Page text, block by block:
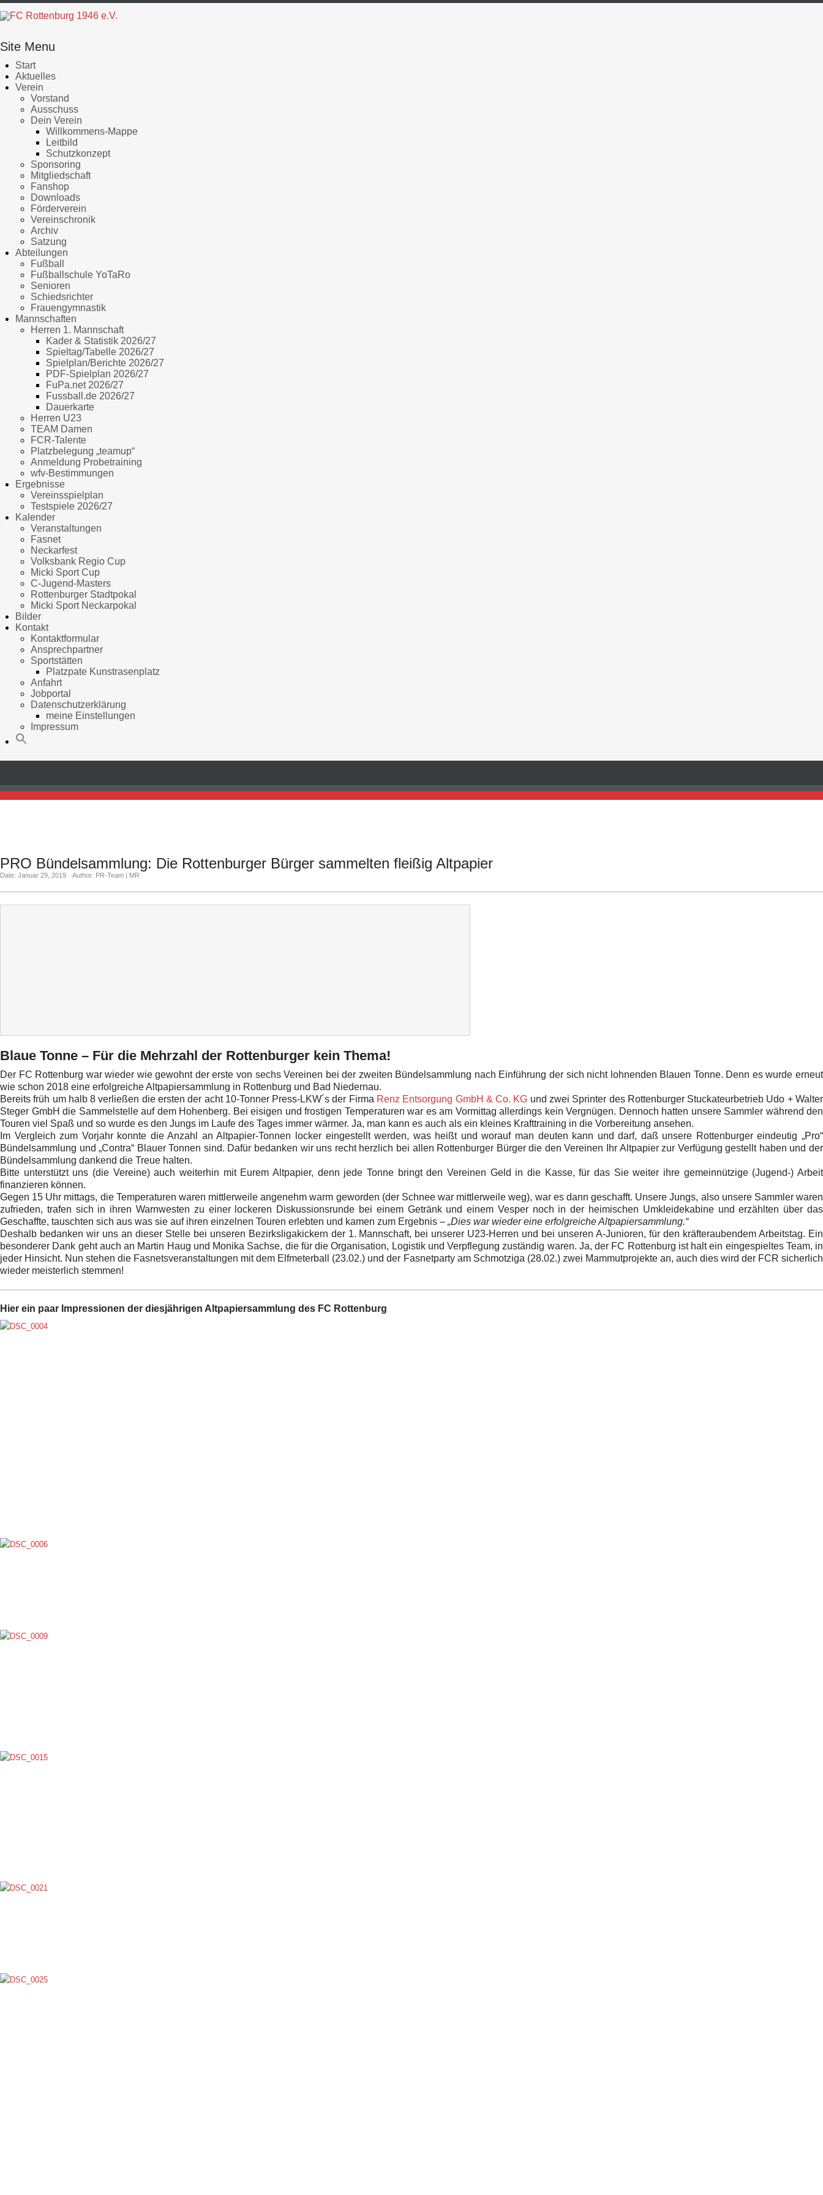
Site Menu
Start
Aktuelles
Verein
Vorstand
Ausschuss
Dein Verein
Willkommens-Mappe
Leitbild
Schutzkonzept
Sponsoring
Mitgliedschaft
Fanshop
Downloads
Förderverein
Vereinschronik
Archiv
Satzung
Abteilungen
Fußball
Fußballschule YoTaRo
Senioren
Schiedsrichter
Frauengymnastik
Mannschaften
Herren 1. Mannschaft
Kader & Statistik 2026/27
Spieltag/Tabelle 2026/27
Spielplan/Berichte 2026/27
PDF-Spielplan 2026/27
FuPa.net 2026/27
Fussball.de 2026/27
Dauerkarte
Herren U23
TEAM Damen
FCR-Talente
Platzbelegung „teamup“
Anmeldung Probetraining
wfv-Bestimmungen
Ergebnisse
Vereinsspielplan
Testspiele 2026/27
Kalender
Veranstaltungen
Fasnet
Neckarfest
Volksbank Regio Cup
Micki Sport Cup
C-Jugend-Masters
Rottenburger Stadtpokal
Micki Sport Neckarpokal
Bilder
Kontakt
Kontaktformular
Ansprechpartner
Sportstätten
Platzpate Kunstrasenplatz
Anfahrt
Jobportal
Datenschutzerklärung
meine Einstellungen
Impressum
PRO Bündelsammlung: Die Rottenburger Bürger sammelten fleißig Altpapier
Date: Januar 29, 2019 Author: PR-Team | MR
Blaue Tonne – Für die Mehrzahl der Rottenburger kein Thema!
Der FC Rottenburg war wieder wie gewohnt der erste von sechs Vereinen bei der zweiten Bündelsammlung nach Einführung der sich nicht lohnenden Blauen Tonne. Denn es wurde erneut
wie schon 2018 eine erfolgreiche Altpapiersammlung in Rottenburg und Bad Niedernau.
Bereits früh um halb 8 verließen die ersten der acht 10-Tonner Press-LKW´s der Firma Renz Entsorgung GmbH & Co. KG und zwei Sprinter des Rottenburger Stuckateurbetrieb Udo + Walter
Steger GmbH die Sammelstelle auf dem Hohenberg. Bei eisigen und frostigen Temperaturen war es am Vormittag allerdings kein Vergnügen. Dennoch hatten unsere Sammler während den
Touren viel Spaß und so wurde es den Jungs im Laufe des Tages immer wärmer. Ja, man kann es auch als ein kleines Krafttraining in die Vorbereitung ansehen.
Im Vergleich zum Vorjahr konnte die Anzahl
an Altpapier-Tonnen locker eingestellt werden, was heißt und worauf man deuten kann und darf, daß unsere Rottenburger eindeutig „Pro“
Bündelsammlung und „Contra“ Blauer Tonnen sind. Dafür bedanken wir uns recht herzlich bei allen Rottenburger Bürger die den Vereinen Ihr Altpapier zur Verfügung gestellt haben und der
Bündelsammlung dankend die Treue halten.
Bitte unterstützt uns (die Vereine) auch weiterhin mit Eurem Altpapier, denn jede Tonne bringt den Vereinen Geld in die Kasse, für das Sie weiter ihre gemeinnützige (Jugend-) Arbeit
finanzieren können.
Gegen 15 Uhr mittags, die Temperaturen waren mittlerweile angenehm warm geworden (der Schnee war mittlerweile weg), war es dann geschafft. Unsere Jungs, also unsere Sammler waren
zufrieden, trafen sich in ihren Warnwesten zu einer lockeren Diskussionsrunde bei einem Getränk und einem Vesper noch in der heimischen Umkleidekabine und erzählten über das
Geschaffte, tauschten sich aus was sie auf ihren einzelnen Touren erlebten und kamen zum Ergebnis – „Dies war wieder eine erfolgreiche Altpapiersammlung.“
Deshalb bedanken wir uns an dieser Stelle bei unseren Bezirksligakickern der 1. Mannschaft, bei unserer U23-Herren und bei unseren A-Junioren, für den kräfteraubendem Arbeitstag. Ein
besonderer Dank geht auch an Martin Haug und Monika Sachse, die für die Organisation, Logistik und Verpflegung zuständig waren. Ja, der FC Rottenburg ist halt ein eingespieltes Team, in
jeder Hinsicht. Nun stehen die Fasnetsveranstaltungen mit dem Elfmeterball (23.02.) und der Fasnetparty am Schmotziga (28.02.) zwei Mammutprojekte an, auch dies wird der FCR sicherlich
wieder meisterlich stemmen!
Hier ein paar Impressionen der diesjährigen Altpapiersammlung des FC Rottenburg